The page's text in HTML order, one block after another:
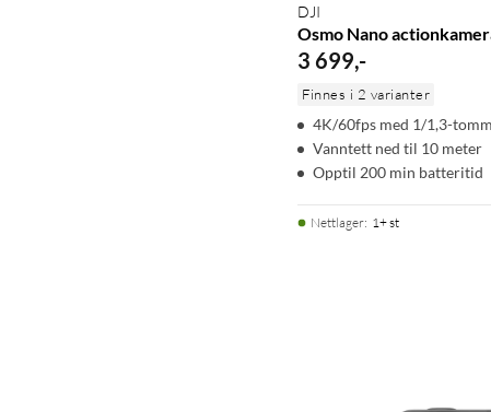
DJI
Osmo Nano
3 699,-
Finnes i 2 varianter
4K/60fps med 1/1,3-
Vanntett ned til 10 meter
Opptil 200 min batteritid
Nettlager: 1+ st